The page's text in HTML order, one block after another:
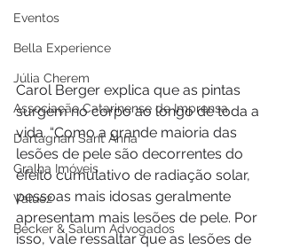
Eventos
Bella Experience
Júlia Cherem
Associação Catarinense de Imprensa
Dartagnan Sant Anna
Gralha Imóveis
Valuez
Becker & Salum Advogados
Carol Berger explica que as pintas
surgem no corpo ao longo de toda a
vida. “Como a grande maioria das
lesões de pele são decorrentes do
efeito cumulativo de radiação solar,
pessoas mais idosas geralmente
apresentam mais lesões de pele. Por
isso, vale ressaltar que as lesões de